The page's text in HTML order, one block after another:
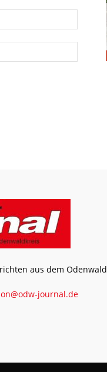
aus dem Odenwald
journal.de